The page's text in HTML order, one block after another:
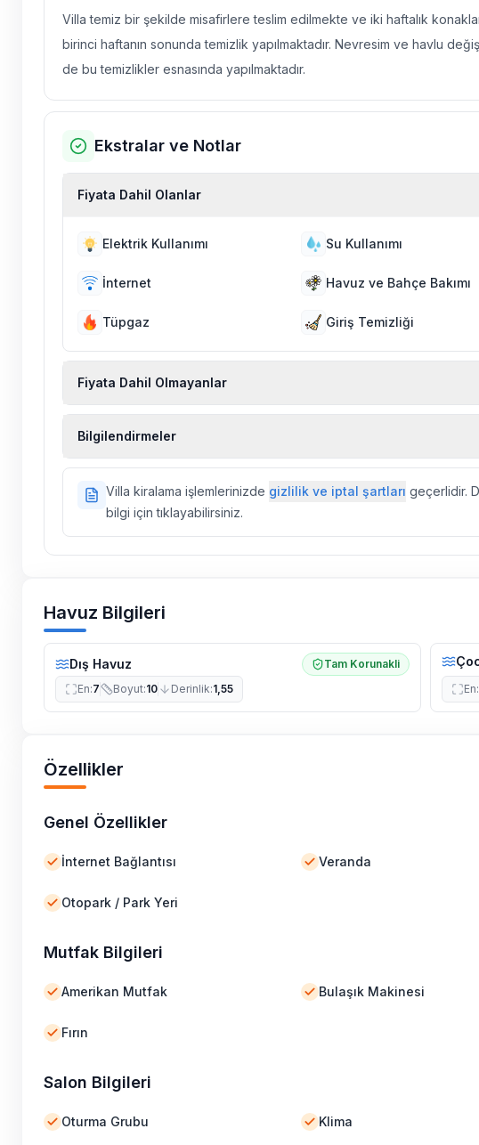
Villa temiz bir şekilde misafirlere teslim edilmekte ve iki haftalık
birinci haftanın sonunda temizlik yapılmaktadır. Nevresim ve havlu
de bu temizlikler esnasında yapılmaktadır.
Ekstralar ve Notlar
Fiyata Dahil Olanlar
Elektrik Kullanımı Su Kullanımı
İnternet Havuz ve Bahçe Bakımı
Tüpgaz Giriş Temizliği
Fiyata Dahil Olmayanlar
Bilgilendirmeler
ilaçlama yapılmaktadır. Buna rağmen çevrede kelebek, böcek,
vs. bulunma ihtimali vardır.
Villalarımızın bulunmuş olduğu bölgelerde dönemsel olarak
Villa kiralama işlemlerinizde gizlilik ve iptal şartları geçerlidir.
bilgi için tıklayabilirsiniz.
Havuz Bilgileri
Dış Havuz
Tam Korunakli
En:7 Boyut:10 Derinlik:1,55 En:
Özellikler
Genel Özellikler
İnternet Bağlantısı Veranda
Otopark / Park Yeri
Mutfak Bilgileri
Amerikan Mutfak Bulaşık Makinesi
Fırın
Salon Bilgileri
Oturma Grubu Klima